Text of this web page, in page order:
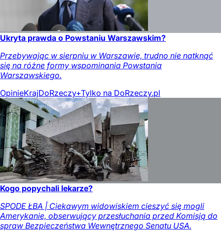
Ukryta prawda o Powstaniu Warszawskim?
Przebywając w sierpniu w Warszawie, trudno nie natknąć
się na różne formy wspominania Powstania
Warszawskiego.
OpinieKrajDoRzeczy+Tylko na DoRzeczy.pl
Kogo popychali lekarze?
SPODE ŁBA | Ciekawym widowiskiem cieszyć się mogli
Amerykanie, obserwujący przesłuchania przed Komisją do
spraw Bezpieczeństwa Wewnętrznego Senatu USA.